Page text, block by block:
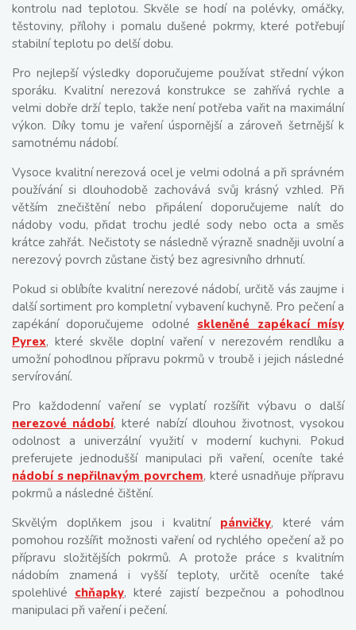
kontrolu nad teplotou. Skvěle se hodí na polévky, omáčky,
těstoviny, přílohy i pomalu dušené pokrmy, které potřebují
stabilní teplotu po delší dobu.
Pro nejlepší výsledky doporučujeme používat střední výkon
sporáku. Kvalitní nerezová konstrukce se zahřívá rychle a
velmi dobře drží teplo, takže není potřeba vařit na maximální
výkon. Díky tomu je vaření úspornější a zároveň šetrnější k
samotnému nádobí.
Vysoce kvalitní nerezová ocel je velmi odolná a při správném
používání si dlouhodobě zachovává svůj krásný vzhled. Při
větším znečištění nebo připálení doporučujeme nalít do
nádoby vodu, přidat trochu jedlé sody nebo octa a směs
krátce zahřát. Nečistoty se následně výrazně snadněji uvolní a
nerezový povrch zůstane čistý bez agresivního drhnutí.
Pokud si oblíbíte kvalitní nerezové nádobí, určitě vás zaujme i
další sortiment pro kompletní vybavení kuchyně. Pro pečení a
zapékání doporučujeme odolnéskleněné zapékací mísy
Pyrex, které skvěle doplní vaření v nerezovém rendlíku a
umožní pohodlnou přípravu pokrmů v troubě i jejich následné
servírování.
Pro každodenní vaření se vyplatí rozšířit výbavu o další
nerezové nádobí, které nabízí dlouhou životnost, vysokou
odolnost a univerzální využití v moderní kuchyni. Pokud
preferujete jednodušší manipulaci při vaření, oceníte také
nádobí s nepřilnavým povrchem, které usnadňuje přípravu
pokrmů a následné čištění.
Skvělým doplňkem jsou i kvalitní pánvičky, které vám
pomohou rozšířit možnosti vaření od rychlého opečení až po
přípravu složitějších pokrmů. A protože práce s kvalitním
nádobím znamená i vyšší teploty, určitě oceníte také
spolehlivé chňapky, které zajistí bezpečnou a pohodlnou
manipulaci při vaření i pečení.